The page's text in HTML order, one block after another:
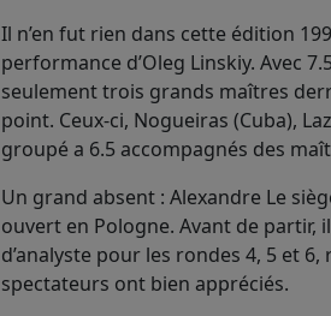
Il n’en fut rien dans cette édition
performance d’Oleg Linskiy. Avec
seulement trois grands maîtres
point. Ceux-ci, Nogueiras (Cuba),
groupé a 6.5 accompagnés des
Un grand absent : Alexandre Le
ouvert en Pologne. Avant de partir,
d’analyste pour les rondes 4, 5 et
spectateurs ont bien appréciés.